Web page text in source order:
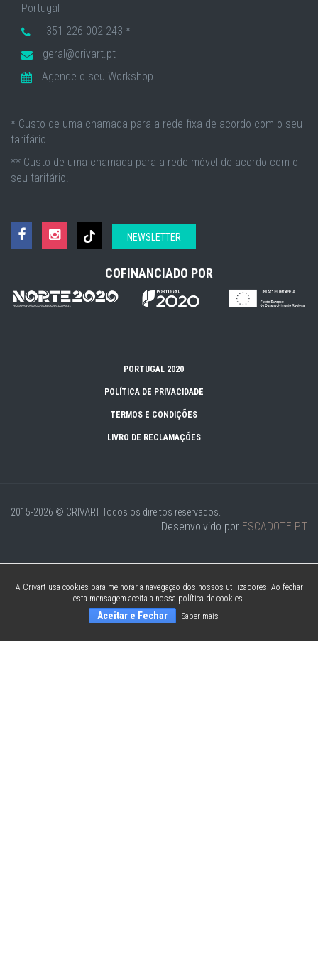
Portugal
+351 226 002 243 *
geral@crivart.pt
Agende o seu Workshop
* Custo de uma chamada para a rede fixa de acordo com o seu
tarifário.
** Custo de uma chamada para a rede móvel de acordo com o
seu tarifário.
NEWSLETTER
COFINANCIADO POR
PORTUGAL 2020
POLÍTICA DE PRIVACIDADE
TERMOS E CONDIÇÕES
LIVRO DE RECLAMAÇÕES
2015-2026 © CRIVARTTodos os direitos reservados.
Desenvolvido por ESCADOTE.PT
A Crivart usa cookies para melhorar a navegação dos nossos utilizadores. Ao fechar
esta mensagem aceita a nossa política de cookies.
Aceitar e Fechar Saber mais